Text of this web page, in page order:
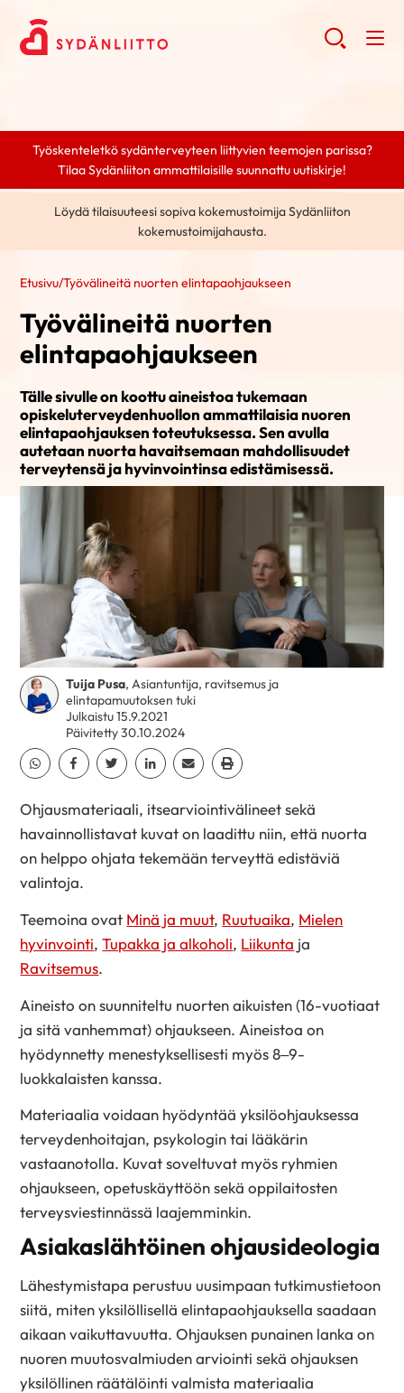
Työskenteletkö sydänterveyteen liittyvien teemojen parissa?
Tilaa Sydänliiton ammattilaisille suunnattu uutiskirje!
Löydä tilaisuuteesi sopiva kokemustoimija Sydänliiton
kokemustoimijahausta.
Etusivu/Työvälineitä nuorten elintapaohjaukseen
Työvälineitä nuorten
elintapaohjaukseen
Tälle sivulle on koottu aineistoa tukemaan
opiskeluterveydenhuollon ammattilaisia nuoren
elintapaohjauksen toteutuksessa. Sen avulla
autetaan nuorta havaitsemaan mahdollisuudet
terveytensä ja hyvinvointinsa edistämisessä.
Tuija Pusa, Asiantuntija, ravitsemus ja
elintapamuutoksen tuki
Julkaistu 15.9.2021
Päivitetty 30.10.2024
Jaa Whatsapp
Jaa Facebook
Jaa TwitterJaa Linkedin
Jaa EmailJaa Print
Ohjausmateriaali, itsearviointivälineet sekä
havainnollistavat kuvat on laadittu niin, että nuorta
on helppo ohjata tekemään terveyttä edistäviä
valintoja.
Teemoina ovat Minä ja muut, Ruutuaika, Mielen
hyvinvointi,Tupakka ja alkoholi, Liikunta ja
Ravitsemus.
Aineisto on suunniteltu nuorten aikuisten (16-vuotiaat
ja sitä vanhemmat) ohjaukseen. Aineistoa on
hyödynnetty menestyksellisesti myös 8–9-
luokkalaisten kanssa.
Materiaalia voidaan hyödyntää yksilöohjauksessa
terveydenhoitajan, psykologin tai lääkärin
vastaanotolla. Kuvat soveltuvat myös ryhmien
ohjaukseen, opetuskäyttöön sekä oppilaitosten
terveysviestinnässä laajemminkin.
Asiakaslähtöinen ohjausideologia
Lähestymistapa perustuu uusimpaan tutkimustietoon
siitä, miten yksilöllisellä elintapaohjauksella saadaan
aikaan vaikuttavuutta. Ohjauksen punainen lanka on
nuoren muutosvalmiuden arviointi sekä ohjauksen
yksilöllinen räätälöinti valmista materiaalia